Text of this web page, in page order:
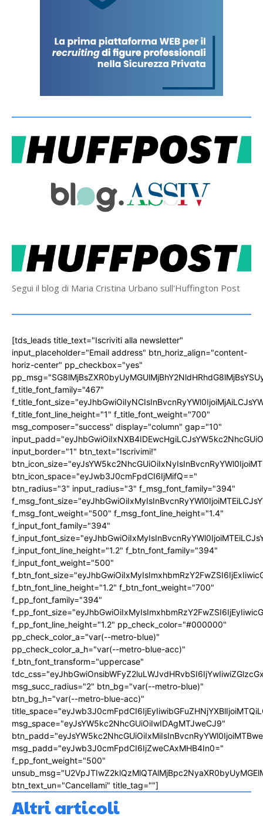
Segui il blog di Maria Cristina Urbano sull'Huffington Post
[tds_leads title_text="Iscriviti alla newsletter"
input_placeholder="Email address" btn_horiz_align="content-
horiz-center" pp_checkbox="yes"
f_title_font_family="467"
f_title_font_line_height="1" f_title_font_weight="700"
msg_composer="success" display="column" gap="10"
input_border="1" btn_text="Iscrivimi!"
btn_icon_space="eyJwb3J0cmFpdCI6IjMifQ=="
btn_radius="3" input_radius="3" f_msg_font_family="394"
f_msg_font_weight="500" f_msg_font_line_height="1.4"
f_input_font_family="394"
f_input_font_line_height="1.2" f_btn_font_family="394"
f_input_font_weight="500"
f_btn_font_line_height="1.2" f_btn_font_weight="700"
f_pp_font_family="394"
f_pp_font_line_height="1.2" pp_check_color="#000000"
pp_check_color_a="var(--metro-blue)"
pp_check_color_a_h="var(--metro-blue-acc)"
f_btn_font_transform="uppercase"
msg_succ_radius="2" btn_bg="var(--metro-blue)"
btn_bg_h="var(--metro-blue-acc)"
msg_space="eyJsYW5kc2NhcGUiOiIwIDAgMTJweCJ9"
msg_padd="eyJwb3J0cmFpdCI6IjZweCAxMHB4In0="
f_pp_font_weight="500"
btn_text_un="Cancellami" title_tag=""]
Altri articoli